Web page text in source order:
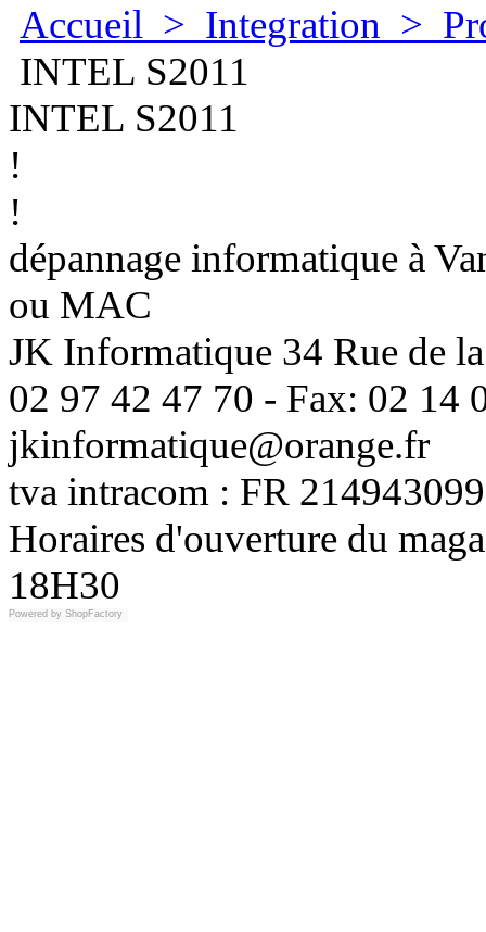
Accueil > Integration >
INTEL S2011
INTEL S2011
!
!
dépannage informatique à
ou MAC
JK Informatique 34 Rue de
02 97 42 47 70 - Fax: 02 14
jkinformatique@orange.fr
tva intracom : FR
Horaires d'ouverture du
18H30
Powered by ShopFactory